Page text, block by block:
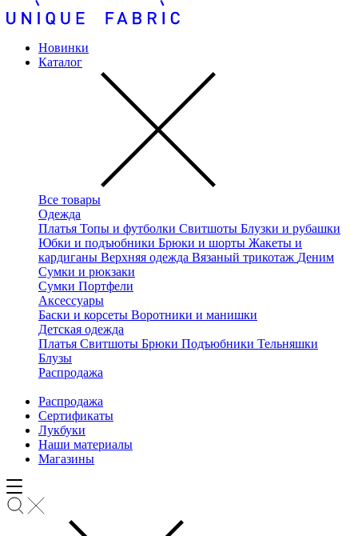
Новинки
Каталог
Все товары
Одежда
Платья Топы и футболки Свитшоты Блузки и рубашки
Юбки и подъюбники Брюки и шорты Жакеты и
кардиганы Верхняя одежда Вязаный трикотаж Деним
Сумки и рюкзаки
Сумки Портфели
Аксессуары
Баски и корсеты Воротники и манишки
Детская одежда
Платья Свитшоты Брюки Подъюбники Тельняшки
Блузы
Распродажа
Распродажа
Сертификаты
Лукбуки
Наши материалы
Магазины